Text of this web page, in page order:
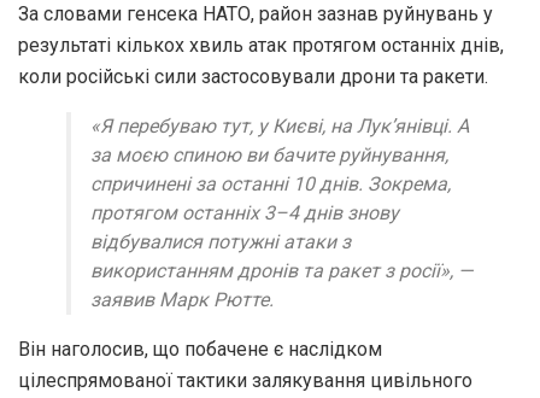
За словами генсека НАТО, район зазнав руйнувань у
результаті кількох хвиль атак протягом останніх днів,
коли російські сили застосовували дрони та ракети.
«Я перебуваю тут, у Києві, на Лук’янівці. А
за моєю спиною ви бачите руйнування,
спричинені за останні 10 днів. Зокрема,
протягом останніх 3–4 днів знову
відбувалися потужні атаки з
використанням дронів та ракет з росії», —
заявив Марк Рютте.
Він наголосив, що побачене є наслідком
цілеспрямованої тактики залякування цивільного